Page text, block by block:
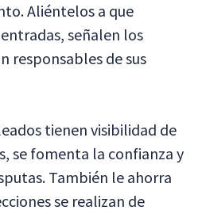
Aliéntelos a que
señalen los
responsables de sus
tienen visibilidad de
se fomenta la confianza y
También le ahorra
se realizan de